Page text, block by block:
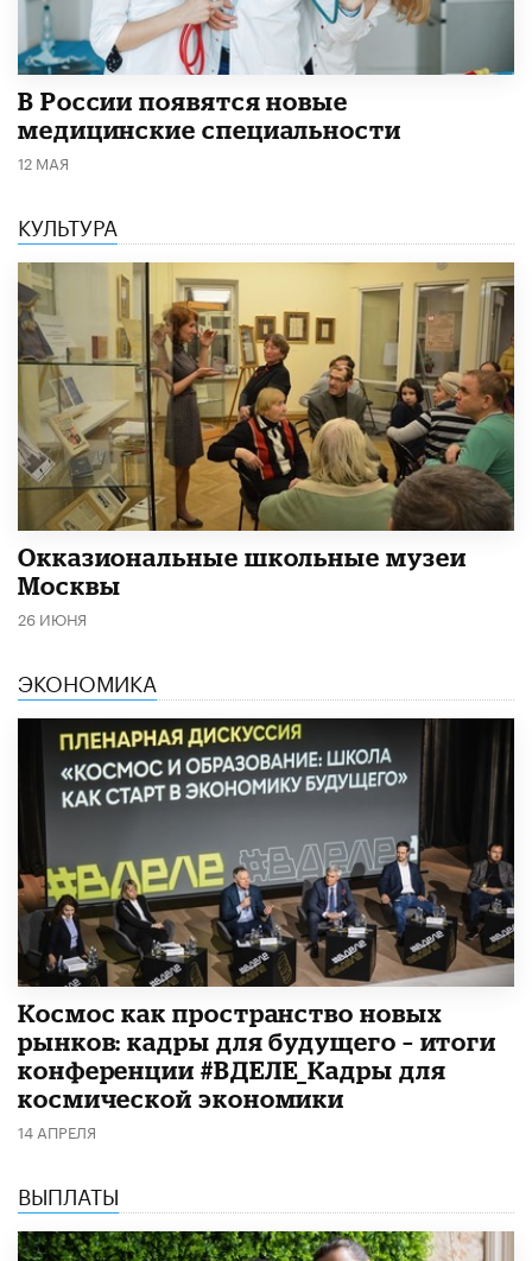
В России появятся новые
медицинские специальности
12 МАЯ
КУЛЬТУРА
​Окказиональные школьные музеи
Москвы
26 ИЮНЯ
ЭКОНОМИКА
Космос как пространство новых
рынков: кадры для будущего – итоги
конференции #ВДЕЛЕ_Кадры для
космической экономики
14 АПРЕЛЯ
ВЫПЛАТЫ